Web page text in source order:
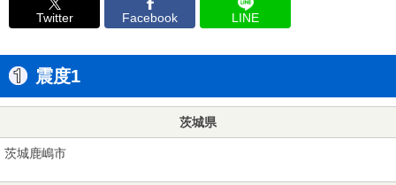
Twitter Facebook LINE
震度1
茨城県
茨城鹿嶋市